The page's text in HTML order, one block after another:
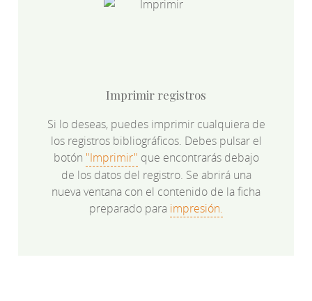
Imprimir registros
Si lo deseas, puedes imprimir cualquiera de
los registros bibliográficos. Debes pulsar el
botón "Imprimir" que encontrarás debajo
de los datos del registro. Se abrirá una
nueva ventana con el contenido de la ficha
preparado para impresión.